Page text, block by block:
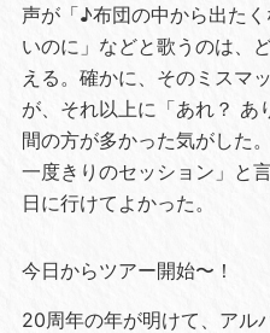
声が「♪布団の中から出た
いのに」などと歌うのは、
える。確かに、そのミスマ
が、それ以上に「あれ？ あ
間の方が多かった気がした
一度きりのセッション」と
日に行けてよかった。
今日からツアー開始〜！
20周年の年が明けて、アル